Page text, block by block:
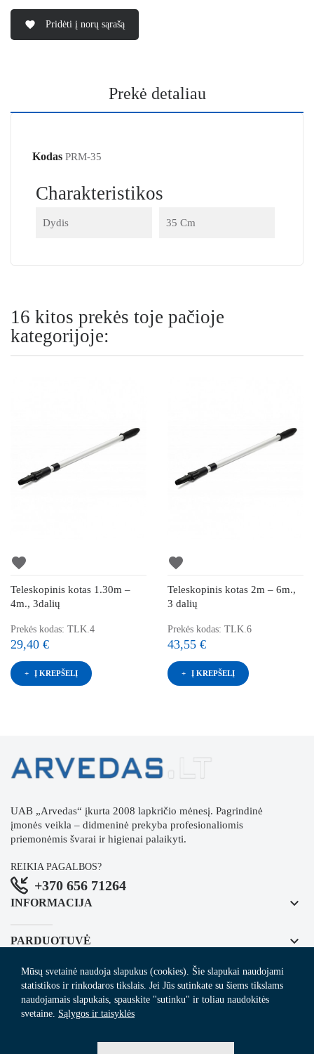
favorite Pridėti į norų sąrašą
Prekė detaliau
Kodas PRM-35
Charakteristikos
Dydis 35 Cm
16 kitos prekės toje pačioje
kategorijoje:
favorite
Teleskopinis kotas 1.30m –
4m., 3dalių
Prekės kodas: TLK.4
29,40 €
Į KREPŠELĮ
favorite
Teleskopinis kotas 2m – 6m.,
3 dalių
Prekės kodas: TLK.6
43,55 €
Į KREPŠELĮ
UAB „Arvedas“ įkurta 2008 lapkričio mėnesį. Pagrindinė
įmonės veikla – didmeninė prekyba profesionaliomis
priemonėmis švarai ir higienai palaikyti.
REIKIA PAGALBOS?
+370 656 71264
INFORMACIJA keyboard_arrow_down
PARDUOTUVĖ keyboard_arrow_down
REGISTRUOKITĖS NAUJIENLAIŠKIUI
Mūsų svetainė naudoja slapukus (cookies). Šie slapukai naudojami
statistikos ir rinkodaros tikslais. Jei Jūs sutinkate su šiems tikslams
naudojamais slapukais, spauskite "sutinku" ir toliau naudokitės
svetaine. Sąlygos ir taisyklės